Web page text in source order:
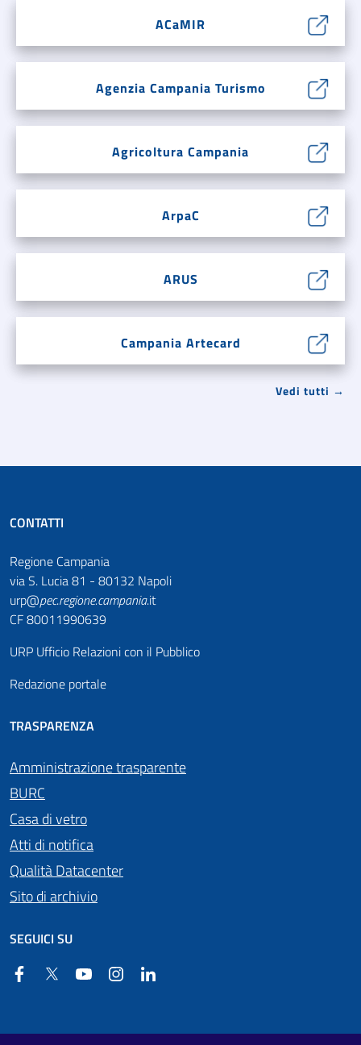
ACaMIR
Agenzia Campania Turismo
Agricoltura Campania
ArpaC
ARUS
Campania Artecard
Vedi tutti →
CONTATTI
Regione Campania
via S. Lucia 81 - 80132 Napoli
urp@pec.regione.campania.it
CF 80011990639
URP Ufficio Relazioni con il Pubblico
Redazione portale
TRASPARENZA
Amministrazione trasparente
BURC
Casa di vetro
Atti di notifica
Qualità Datacenter
Sito di archivio
SEGUICI SU
FacebookTwitter YouTube Instagram